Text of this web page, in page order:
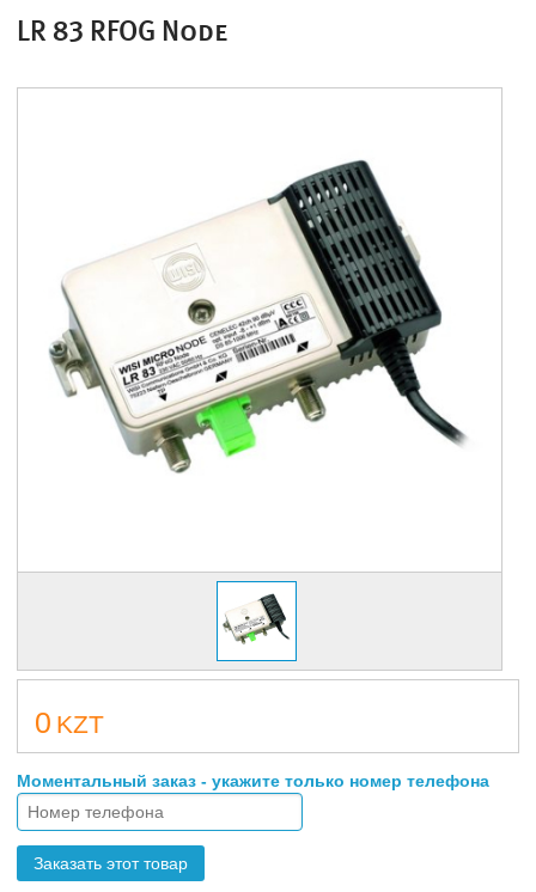
LR 83 RFOG Node
0 KZT
Моментальный заказ - укажите только номер телефона
Заказать этот товар